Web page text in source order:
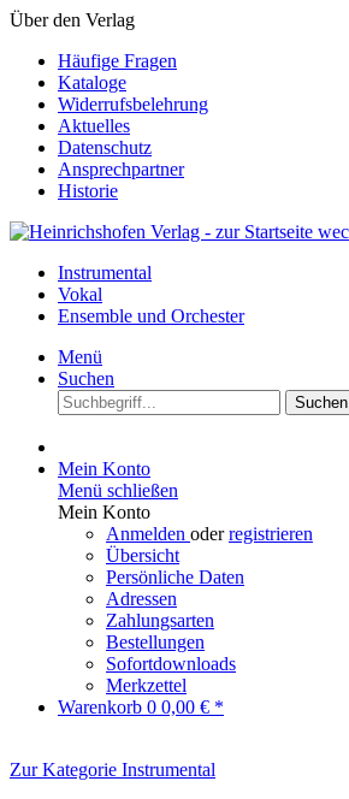
Über den Verlag
Häufige Fragen
Kataloge
Widerrufsbelehrung
Aktuelles
Datenschutz
Ansprechpartner
Historie
Instrumental
Vokal
Ensemble und Orchester
Menü
Suchen
Suchen
Mein Konto
Menü schließen
Mein Konto
Anmelden oderregistrieren
Übersicht
Persönliche Daten
Adressen
Zahlungsarten
Bestellungen
Sofortdownloads
Merkzettel
Warenkorb 0 0,00 € *
Zur Kategorie Instrumental